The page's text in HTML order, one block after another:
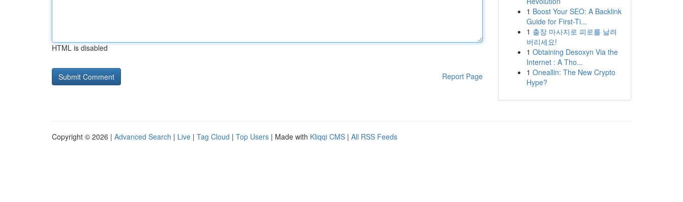
HTML is disabled
Report Page
1 Boost Your SEO: A Backlink
Guide for First-Ti...
1 출장 마사지로 피로를 날려
버리세요!
1 Obtaining Desoxyn Via the
Internet : A Tho...
1 Oneallin: The New Crypto
Hype?
Copyright © 2026 | Advanced Search | Live | Tag Cloud | Top Users | Made with Kliqqi CMS | All RSS Feeds